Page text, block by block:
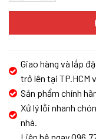
Giao hàng và lắp
trở lên tại TP.HCM
Sản phẩm chính
Xử lý lỗi nhanh
nhà.